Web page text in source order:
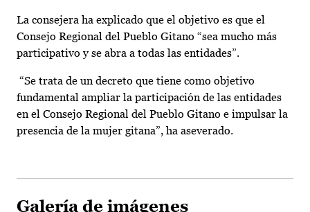
La consejera ha explicado que el objetivo es que el
Consejo Regional del Pueblo Gitano “sea mucho más
participativo y se abra a todas las entidades”.
“Se trata de un decreto que tiene como objetivo
fundamental ampliar la participación de las entidades
en el Consejo Regional del Pueblo Gitano e impulsar la
presencia de la mujer gitana”, ha aseverado.
Galería de imágenes